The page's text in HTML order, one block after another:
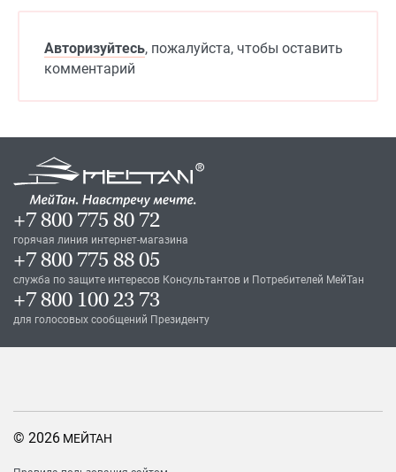
Авторизуйтесь, пожалуйста, чтобы оставить
комментарий
+7 800 775 80 72
горячая линия интернет-магазина
+7 800 775 88 05
служба по защите интересов Консультантов и Потребителей МейТан
+7 800 100 23 73
для голосовых сообщений Президенту
© 2026 МЕЙТАН